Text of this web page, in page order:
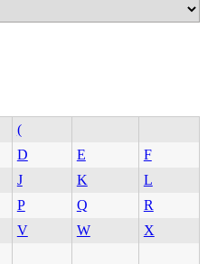
(
D E
F
J K
L
P Q
R
V W
X